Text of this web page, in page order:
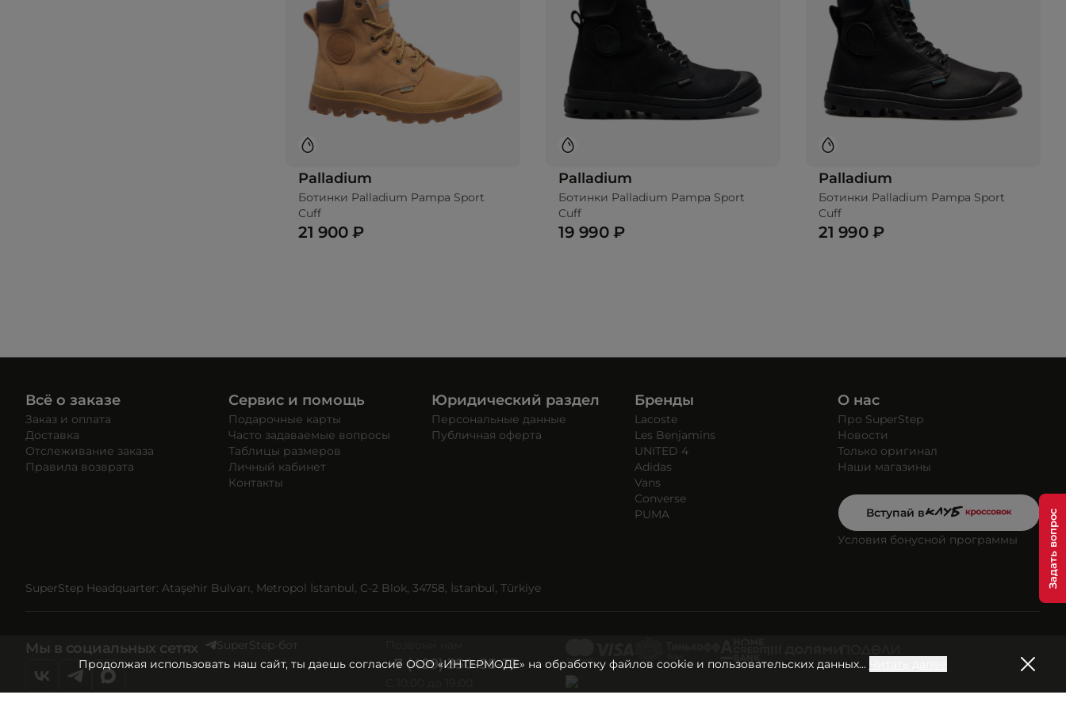
Продолжая использовать наш сайт, ты даешь согласие ООО «ИНТЕРМОДЕ» на обработку файлов cookie и пользовательских данных...
Palladium
Ботинки Palladium Pampa Sport
Cuff
21 900 ₽
Palladium
Ботинки Palladium Pampa Sport
Cuff
19 990 ₽
Palladium
Ботинки Palladium Pampa Sport
Cuff
21 990 ₽
Всё о заказе
Заказ и оплата
Доставка
Отслеживание заказа
Правила возврата
Сервис и помощь
Подарочные карты
Часто задаваемые вопросы
Таблицы размеров
Личный кабинет
Контакты
Юридический раздел
Персональные данные
Публичная оферта
Бренды
Lacoste
Les Benjamins
UNITED 4
Adidas
Vans
Converse
PUMA
О нас
Про SuperStep
Новости
Только оригинал
Наши магазины
Вступай в
Условия бонусной программы
SuperStep Headquarter: Ataşehir Bulvarı, Metropol İstanbul, C-2 Blok, 34758, İstanbul, Türkiye
Мы в социальных сетях SuperStep-бот
+7 (499) 350-55-33